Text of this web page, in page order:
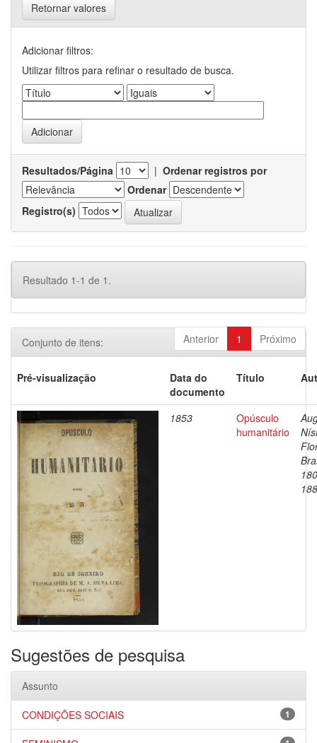
Retornar valores
Adicionar filtros:
Utilizar filtros para refinar o resultado de busca.
Resultados/Página | Ordenar registros por
Ordenar
Registro(s)
Resultado 1-1 de 1.
Anterior 1 Próximo
Conjunto de itens:
Pré-visualização
Data do
documento
Título
1853
Opúsculo
humanitário
Sugestões de pesquisa
Assunto
1
CONDIÇÕES SOCIAIS